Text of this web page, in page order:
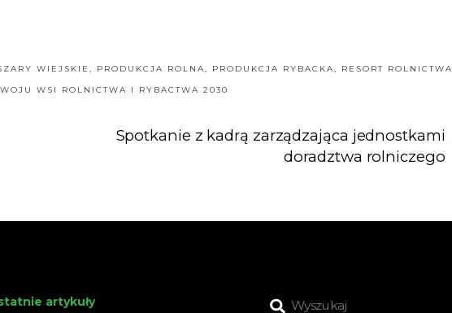
WIEJSKIE , PRODUKCJA ROLNA, PRODUKCJA RYBACKA, RESORT ROLNICTWA
WSI ROLNICTWA I RYBACTWA 2030
Spotkanie z kadrą zarządzająca jednostkami
doradztwa rolniczego
artykuły